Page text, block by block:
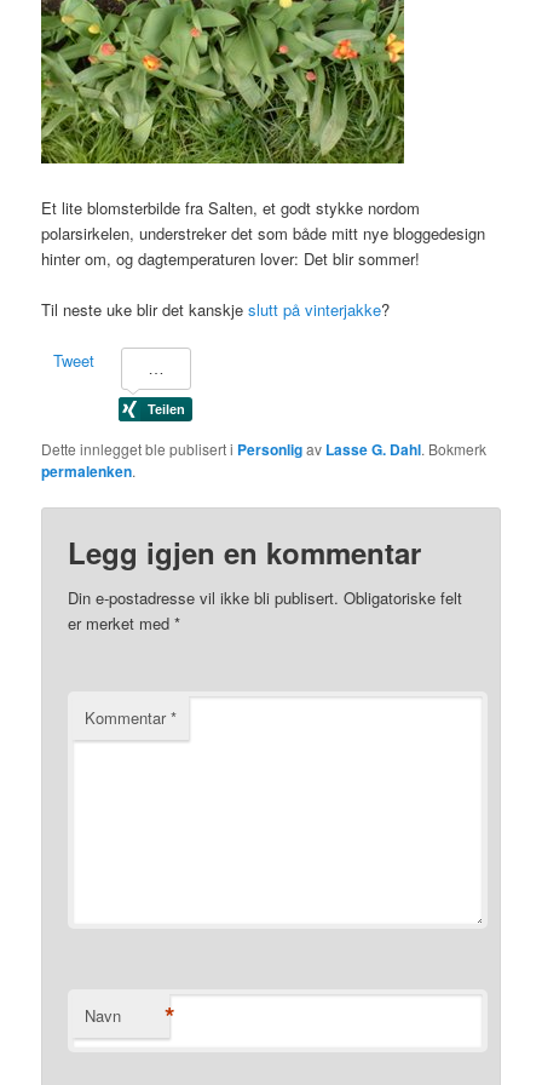
Et lite blomsterbilde fra Salten, et godt stykke nordom
polarsirkelen, understreker det som både mitt nye bloggedesign
hinter om, og dagtemperaturen lover: Det blir sommer!
Til neste uke blir det kanskjeslutt på vinterjakke?
Tweet
Dette innlegget ble publisert i Personligav Lasse G. Dahl. Bokmerk
permalenken.
Legg igjen en kommentar
Din e-postadresse vil ikke bli publisert. Obligatoriske felt
er merket med*
Kommentar*
Navn *